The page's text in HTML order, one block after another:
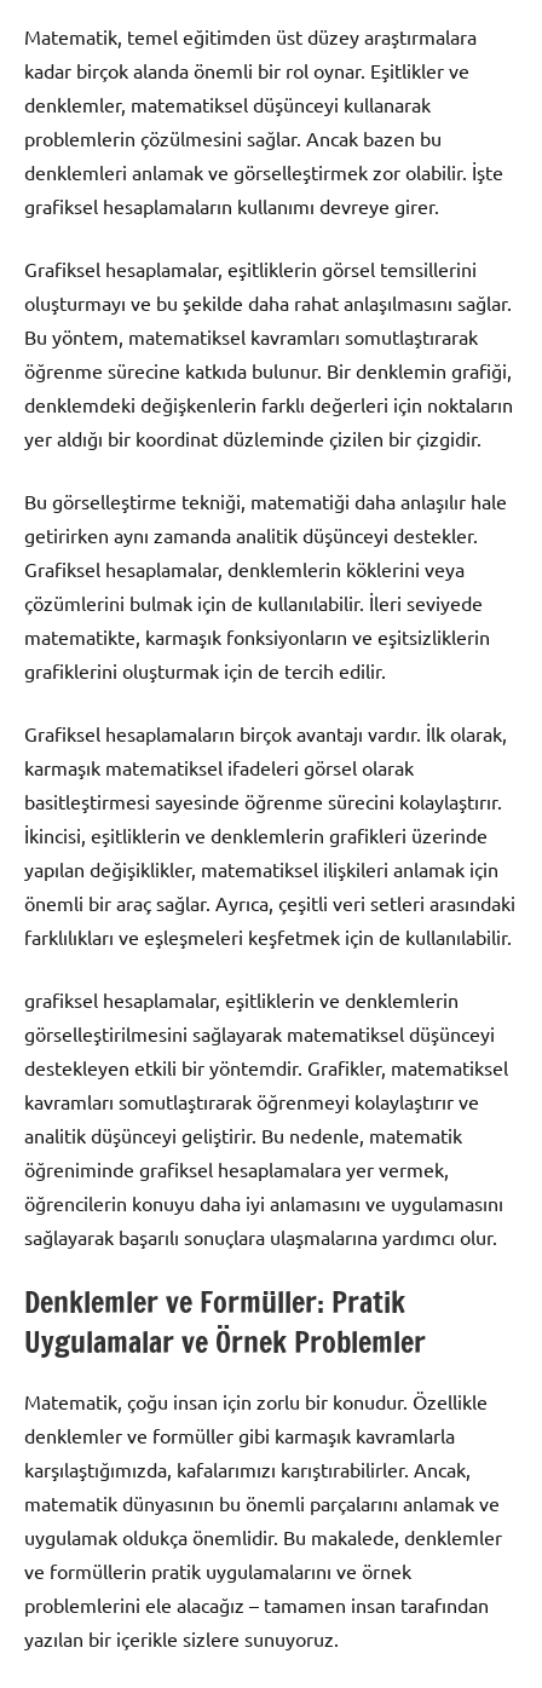
Matematik, temel eğitimden üst düzey araştırmalara
kadar birçok alanda önemli bir rol oynar. Eşitlikler ve
denklemler, matematiksel düşünceyi kullanarak
problemlerin çözülmesini sağlar. Ancak bazen bu
denklemleri anlamak ve görselleştirmek zor olabilir. İşte
grafiksel hesaplamaların kullanımı devreye girer.
Grafiksel hesaplamalar, eşitliklerin görsel temsillerini
oluşturmayı ve bu şekilde daha rahat anlaşılmasını sağlar.
Bu yöntem, matematiksel kavramları somutlaştırarak
öğrenme sürecine katkıda bulunur. Bir denklemin grafiği,
denklemdeki değişkenlerin farklı değerleri için noktaların
yer aldığı bir koordinat düzleminde çizilen bir çizgidir.
Bu görselleştirme tekniği, matematiği daha anlaşılır hale
getirirken aynı zamanda analitik düşünceyi destekler.
Grafiksel hesaplamalar, denklemlerin köklerini veya
çözümlerini bulmak için de kullanılabilir. İleri seviyede
matematikte, karmaşık fonksiyonların ve eşitsizliklerin
grafiklerini oluşturmak için de tercih edilir.
Grafiksel hesaplamaların birçok avantajı vardır. İlk olarak,
karmaşık matematiksel ifadeleri görsel olarak
basitleştirmesi sayesinde öğrenme sürecini kolaylaştırır.
İkincisi, eşitliklerin ve denklemlerin grafikleri üzerinde
yapılan değişiklikler, matematiksel ilişkileri anlamak için
önemli bir araç sağlar. Ayrıca, çeşitli veri setleri arasındaki
farklılıkları ve eşleşmeleri keşfetmek için de kullanılabilir.
grafiksel hesaplamalar, eşitliklerin ve denklemlerin
görselleştirilmesini sağlayarak matematiksel düşünceyi
destekleyen etkili bir yöntemdir. Grafikler, matematiksel
kavramları somutlaştırarak öğrenmeyi kolaylaştırır ve
analitik düşünceyi geliştirir. Bu nedenle, matematik
öğreniminde grafiksel hesaplamalara yer vermek,
öğrencilerin konuyu daha iyi anlamasını ve uygulamasını
sağlayarak başarılı sonuçlara ulaşmalarına yardımcı olur.
Denklemler ve Formüller: Pratik
Uygulamalar ve Örnek Problemler
Matematik, çoğu insan için zorlu bir konudur. Özellikle
denklemler ve formüller gibi karmaşık kavramlarla
karşılaştığımızda, kafalarımızı karıştırabilirler. Ancak,
matematik dünyasının bu önemli parçalarını anlamak ve
uygulamak oldukça önemlidir. Bu makalede, denklemler
ve formüllerin pratik uygulamalarını ve örnek
problemlerini ele alacağız – tamamen insan tarafından
yazılan bir içerikle sizlere sunuyoruz.